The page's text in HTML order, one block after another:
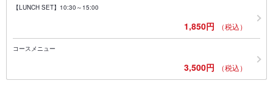
【LUNCH SET】10:30～15:00
1,850円 （税込）
コースメニュー
3,500円 （税込）